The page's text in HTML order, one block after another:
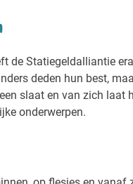
de Statiegeldalliantie
deden hun best,
slaat en van zich laat
onderwerpen.